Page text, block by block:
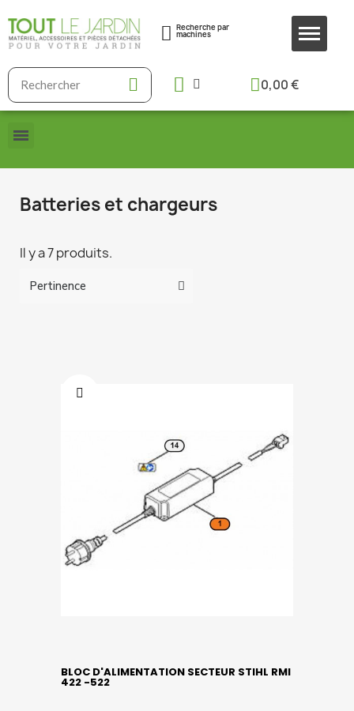
Recherche par
machines
0,00 €
Batteries et chargeurs
Il y a 7 produits.
BLOC D'ALIMENTATION SECTEUR STIHL RMI
422 -522